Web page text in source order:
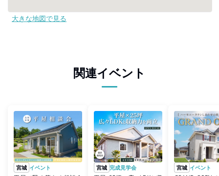
大きな地図で見る
関連イベント
宮城 イベント 宮城 完成見学会 宮城 イベント